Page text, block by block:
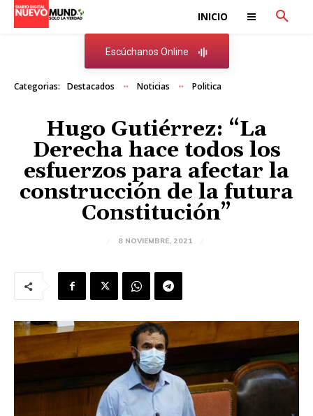
INICIO
Escúchanos Online
Categorias: Destacados Noticias Politica
Hugo Gutiérrez: “La
Derecha hace todos los
esfuerzos para afectar la
construcción de la futura
Constitución”
8 NOVIEMBRE, 2021